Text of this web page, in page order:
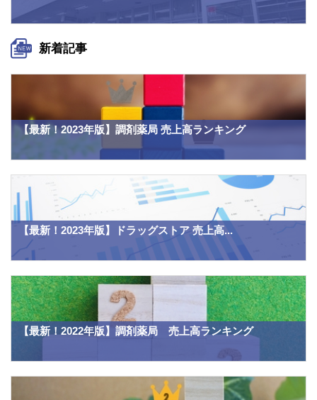
新着記事
【最新！2023年版】調剤薬局 売上高ランキング
【最新！2023年版】ドラッグストア 売上高...
【最新！2022年版】調剤薬局 売上高ランキング